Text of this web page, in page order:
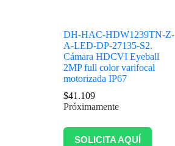
DH-HAC-HDW1239TN-Z-
A-LED-DP-27135-S2.
Cámara HDCVI Eyeball
2MP full color varifocal
motorizada IP67
$41.109
Próximamente
SOLICITA AQUÍ